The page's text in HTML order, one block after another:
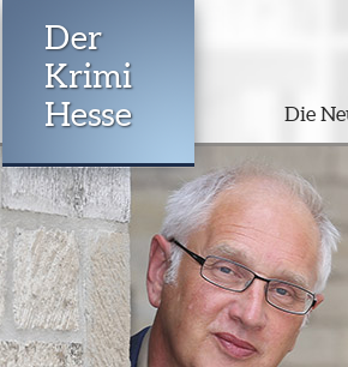
Der
Krimi
Hesse
Die